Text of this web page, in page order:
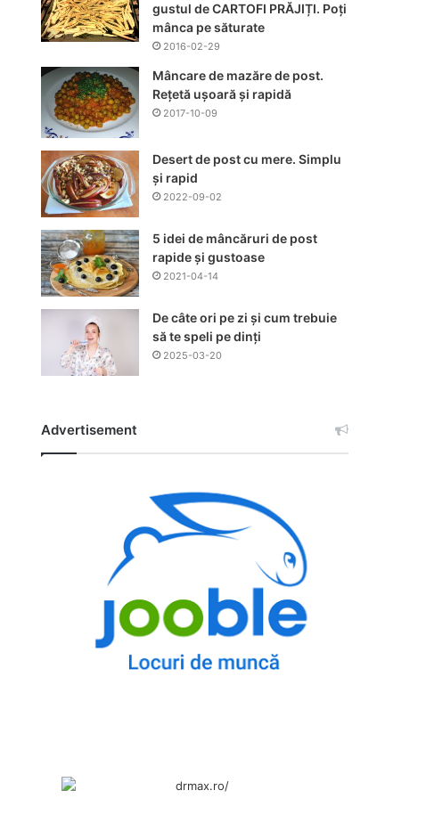
gustul de CARTOFI PRĂJIȚI. Poți
mânca pe săturate
2016-02-29
Mâncare de mazăre de post.
Rețetă ușoară și rapidă
2017-10-09
Desert de post cu mere. Simplu
și rapid
2022-09-02
5 idei de mâncăruri de post
rapide și gustoase
2021-04-14
De câte ori pe zi și cum trebuie
să te speli pe dinți
2025-03-20
Advertisement